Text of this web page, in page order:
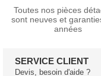
Toutes nos pièces
sont neuves et
années
SERVICE CLIENT
Devis, besoin d'aide ?